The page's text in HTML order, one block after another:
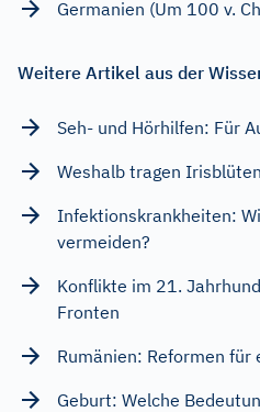
Germanien (Um 100 v.
Weitere Artikel aus der
Seh- und Hörhilfen: Für
Weshalb tragen
Infektionskrankheiten:
vermeiden?
Konflikte im 21.
Fronten
Rumänien: Reformen für
Geburt: Welche